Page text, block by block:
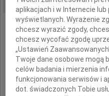
wyrazy
aplikacjach i w Internecie
wyświetlanych. Wyrażenie
chcesz wyrazić zgody,
chcesz wycofać zgodę
„Ustawień
Twoje dane osobowe mogą
celów badania i mierzenia
funkcjonowania serwisów i
dot. świadczonych Tobie